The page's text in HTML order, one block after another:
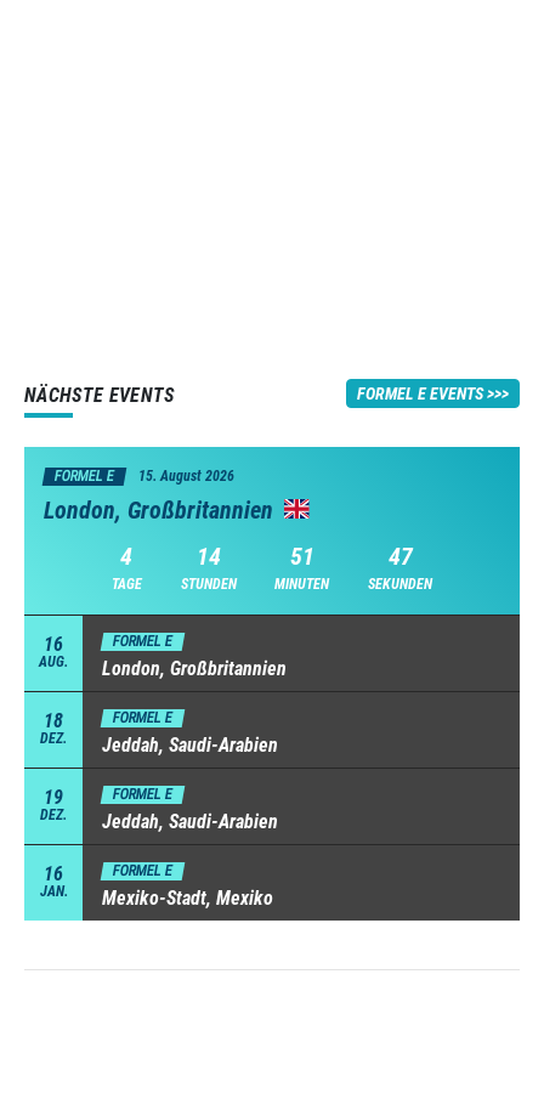
NÄCHSTE EVENTS FORMEL E EVENTS
FORMEL E 15. August 2026
London, Großbritannien
4
TAGE
14
STUNDEN
51
MINUTEN
46
SEKUNDEN
16
AUG.
FORMEL E
London, Großbritannien
18
DEZ.
FORMEL E
Jeddah, Saudi-Arabien
19
DEZ.
FORMEL E
Jeddah, Saudi-Arabien
16
JAN.
FORMEL E
Mexiko-Stadt, Mexiko